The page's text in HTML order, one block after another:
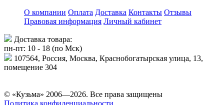
О компании Оплата Доставка Контакты Отзывы
Правовая информация Личный кабинет
Доставка товара:
пн-пт: 10 - 18 (по Мск)
107564, Россия, Москва, Краснобогатырская улица, 13,
помещение 304
© «Кузьма» 2006—2026. Все права защищены
Политика конфиденциальности